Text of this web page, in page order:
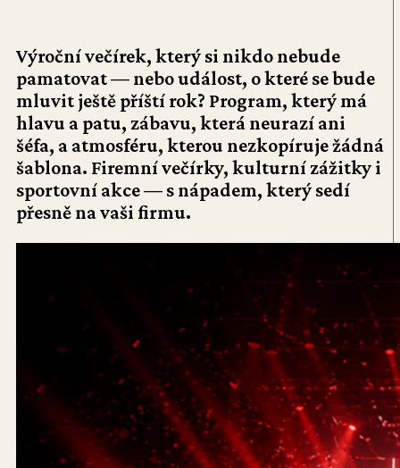
Výroční večírek, který si nikdo nebude
pamatovat — nebo událost, o které se bude
mluvit ještě příští rok? Program, který má
hlavu a patu, zábavu, která neurazí ani
šéfa, a atmosféru, kterou nezkopíruje žádná
šablona. Firemní večírky, kulturní zážitky i
sportovní akce — s nápadem, který sedí
přesně na vaši firmu.